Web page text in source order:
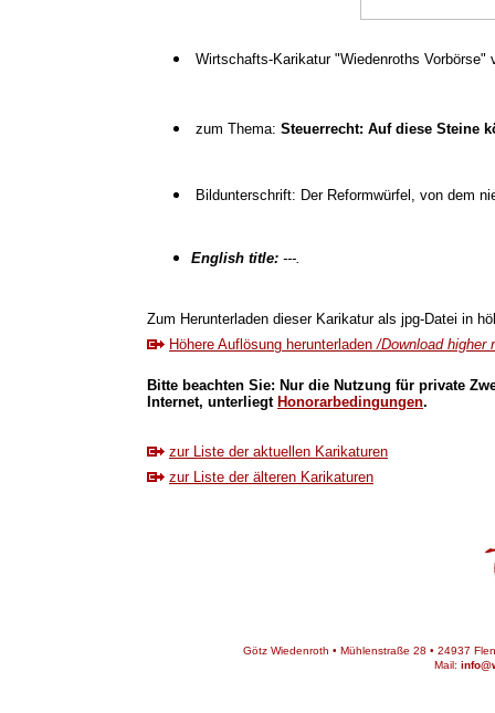
Wirtschafts-Karikatur "Wiedenroths Vorbörse"
zum Thema: Steuerrecht: Auf diese Steine
Bildunterschrift: Der Reformwürfel, von dem
English title: ---.
Zum Herunterladen dieser Karikatur als jpg-Datei in
Höhere Auflösung herunterladen/Download higher
Bitte beachten Sie: Nur die Nutzung für private
Internet, unterliegt Honorarbedingungen.
zur Liste der aktuellen Karikaturen
zur Liste der älteren Karikaturen
Götz Wiedenroth • Mühlenstraße 28 • 24937
Mail: